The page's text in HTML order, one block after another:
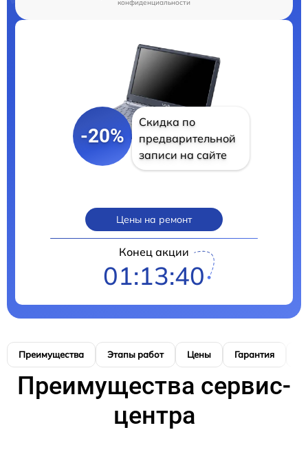
конфиденциальности
-20%
Скидка по
предварительной
записи на сайте
Цены на ремонт
Конец акции
01:13:39
Преимущества Этапы работ Цены Гарантия
Преимущества сервис-
центра